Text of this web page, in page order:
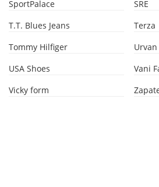
SportPalace
SRE
T.T. Blues Jeans
Terza
Tommy Hilfiger
Urvan
USA Shoes
Vani
Vicky form